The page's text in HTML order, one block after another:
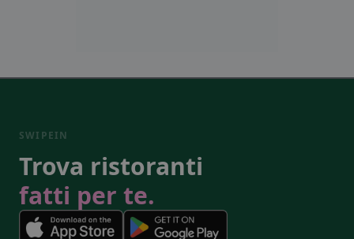
SWIPEIN
Trova ristoranti
fatti per te.